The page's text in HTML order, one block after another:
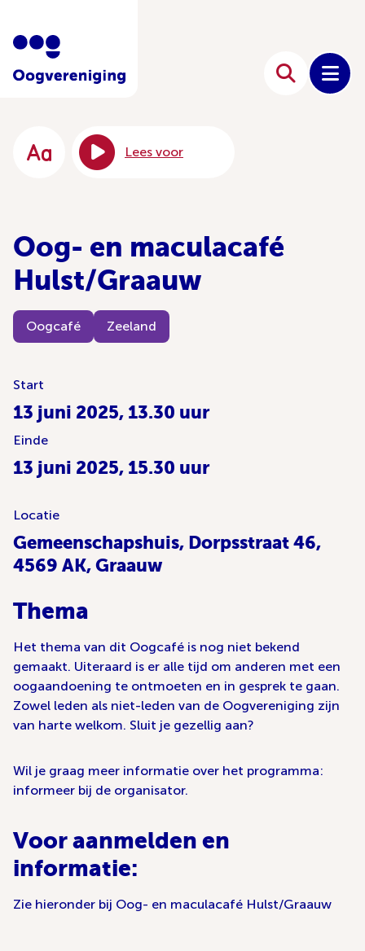
Lees voor
Oog- en maculacafé
Hulst/Graauw
Oogcafé Zeeland
Start
13 juni 2025, 13.30 uur
Einde
13 juni 2025, 15.30 uur
Locatie
Gemeenschapshuis, Dorpsstraat 46,
4569 AK, Graauw
Thema
Het thema van dit Oogcafé is nog niet bekend
gemaakt. Uiteraard is er alle tijd om anderen met een
oogaandoening te ontmoeten en in gesprek te gaan.
Zowel leden als niet-leden van de Oogvereniging zijn
van harte welkom. Sluit je gezellig aan?
Wil je graag meer informatie over het programma:
informeer bij de organisator.
Voor aanmelden en
informatie:
Zie hieronder bij Oog- en maculacafé Hulst/Graauw